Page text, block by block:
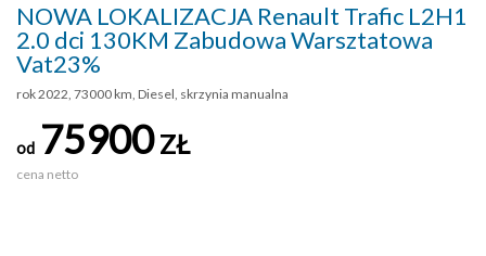
NOWA LOKALIZACJA Renault Trafic L2H1
2.0 dci 130KM Zabudowa Warsztatowa
Vat23%
rok 2022, 73000 km, Diesel, skrzynia manualna
od 75900ZŁ
cena netto